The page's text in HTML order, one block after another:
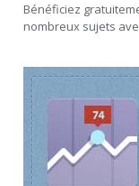
Bénéficiez
nombreux sujets